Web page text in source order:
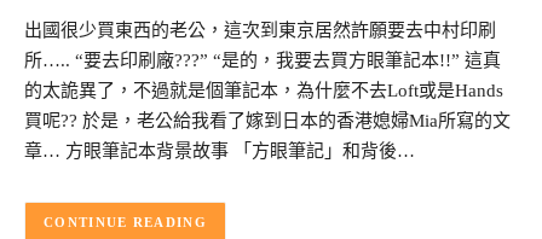
出國很少買東西的老公，這次到東京居然許願要去中村印刷
所….. “要去印刷廠???” “是的，我要去買方眼筆記本!!” 這真
的太詭異了，不過就是個筆記本，為什麼不去Loft或是Hands
買呢?? 於是，老公給我看了嫁到日本的香港媳婦Mia所寫的文
章… 方眼筆記本背景故事 「方眼筆記」和背後…
CONTINUE READING